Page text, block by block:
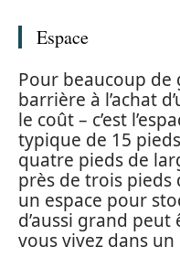
Espace
Pour beaucoup de
barrière à l’achat
le coût – c’est
typique de 15
quatre pieds de
près de trois
un espace pour
d’aussi grand
vous vivez dans